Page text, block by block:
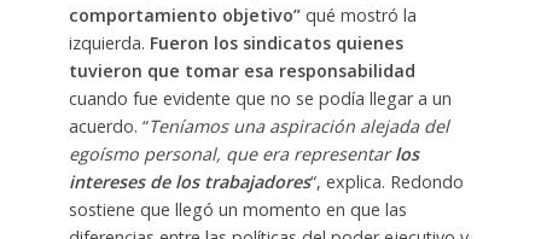
comportamiento objetivo”qué mostró la
izquierda. Fueron los sindicatos quienes
tuvieron que tomar esa responsabilidad
cuando fue evidente que no se podía llegar a un
acuerdo. “Teníamos una aspiración alejada del
egoísmo personal, que era representarlos
intereses de los trabajadores“, explica. Redondo
sostiene que llegó un momento en que las